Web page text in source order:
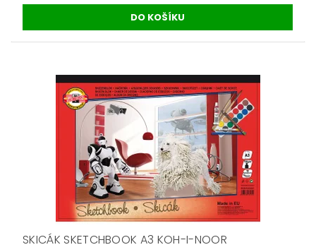
SKICÁK SKETCHBOOK A3 KOH-I-NOOR